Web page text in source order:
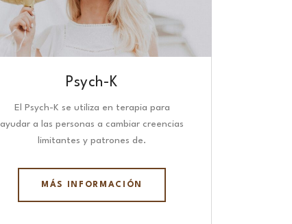
Psych-K
El Psych-K se utiliza en terapia para
ayudar a las personas a cambiar creencias
limitantes y patrones de.
MÁS INFORMACIÓN